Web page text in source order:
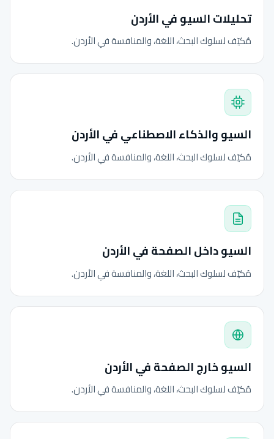
تحليلات السيو في الأردن
مُكيّف لسلوك البحث، اللغة، والمنافسة في الأردن.
السيو والذكاء الاصطناعي في الأردن
مُكيّف لسلوك البحث، اللغة، والمنافسة في الأردن.
السيو داخل الصفحة في الأردن
مُكيّف لسلوك البحث، اللغة، والمنافسة في الأردن.
السيو خارج الصفحة في الأردن
مُكيّف لسلوك البحث، اللغة، والمنافسة في الأردن.